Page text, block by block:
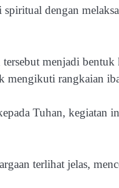
dengan
menjadi
rangkaian
Tuhan,
terlihat jelas,